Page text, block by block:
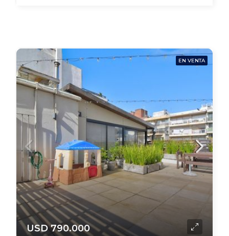
EN VENTA
USD 790.000